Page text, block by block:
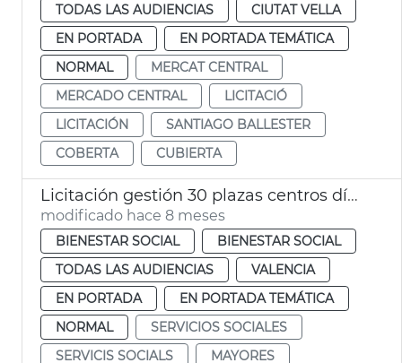
TODAS LAS AUDIENCIAS
CIUTAT VELLA
EN PORTADA
EN PORTADA TEMÁTICA
NORMAL
MERCAT CENTRAL
MERCADO CENTRAL
LICITACIÓ
LICITACIÓN
SANTIAGO BALLESTER
COBERTA
CUBIERTA
Licitación gestión 30 plazas centros día titularidad privada
modificado hace 8 meses
BIENESTAR SOCIAL
BIENESTAR SOCIAL
TODAS LAS AUDIENCIAS
VALENCIA
EN PORTADA
EN PORTADA TEMÁTICA
NORMAL
SERVICIOS SOCIALES
SERVICIS SOCIALS
MAYORES